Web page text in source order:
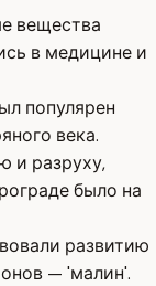
вещества
в медицине и
популярен
века.
и разруху,
было на
развитию
— 'малин'.